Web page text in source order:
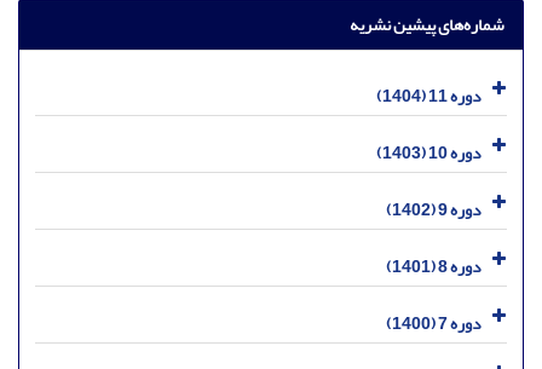
شماره‌های پیشین نشریه
دوره 11 (1404)
دوره 10 (1403)
دوره 9 (1402)
دوره 8 (1401)
دوره 7 (1400)